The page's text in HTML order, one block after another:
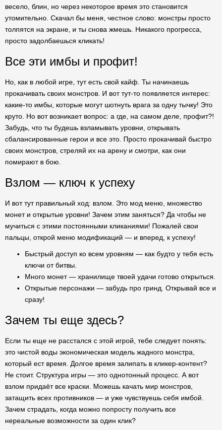
весело, блин, но через некоторое время это становится
утомительно. Скачал бы меня, честное слово: монстры просто
толпятся на экране, и ты снова жмешь. Никакого прогресса,
просто задолбаешься кликать!
Все эти имбы и профит!
Но, как в любой игре, тут есть свой кайф. Ты начинаешь
прокачивать своих монстров. И вот тут-то появляется интерес:
какие-то имбы, которые могут шотнуть врага за одну тычку! Это
круто. Но вот возникает вопрос: а где, на самом деле, профит?!
Забудь, что ты будешь взламывать уровни, открывать
сбалансированные герои и все это. Просто прокачивай быстро
своих монстров, стреляй их на арену и смотри, как они
помирают в бою.
Взлом — ключ к успеху
И вот тут правильный ход: взлом. Это мод меню, множество
монет и открытые уровни! Зачем этим заняться? Да чтобы не
мучиться с этими постоянными кликаниями! Пожалей свои
пальцы, открой меню модификаций — и вперед, к успеху!
Быстрый доступ ко всем уровням — как будто у тебя есть
ключи от битвы.
Много монет — хранилище твоей удачи готово открыться.
Открытые персонажи — забудь про гринд. Открывай все и
сразу!
Зачем ты еще здесь?
Если ты еще не расстался с этой игрой, тебе следует понять:
это чистой воды экономическая модель жадного монстра,
который ест время. Долгое время залипать в кликер-контент?
Не стоит. Структура игры — это однотонный процесс. А вот
взлом придаёт все краски. Можешь качать мир монстров,
затащить всех противников — и уже чувствуешь себя имбой.
Зачем страдать, когда можно попросту получить все
нереальные возможности за один клик?